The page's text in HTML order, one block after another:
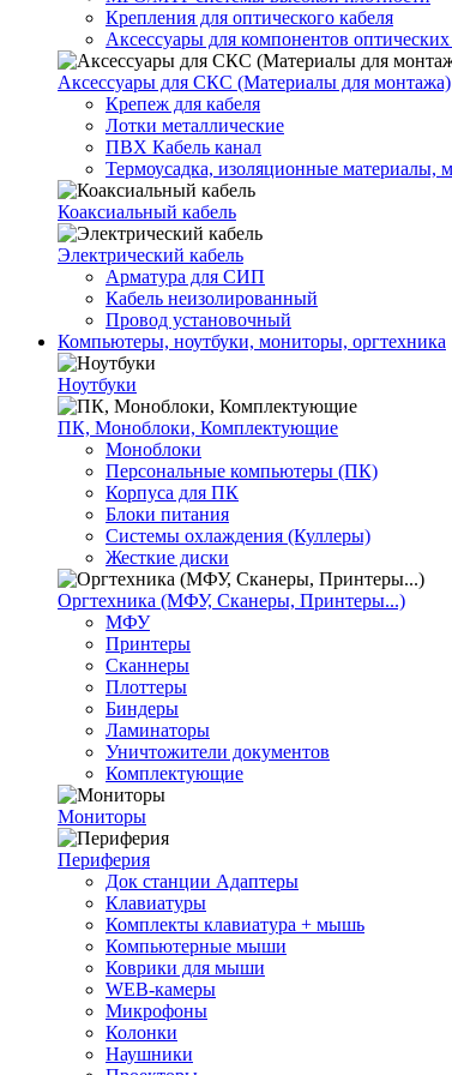
Крепления для оптического кабеля
Аксессуары для компонентов
Аксессуары для СКС (Материалы для монтажа)
Крепеж для кабеля
Лотки металлические
ПВХ Кабель канал
Термоусадка, изоляционные материалы,
Коаксиальный кабель
Электрический кабель
Арматура для СИП
Кабель неизолированный
Провод установочный
Компьютеры, ноутбуки, мониторы, оргтехника
Ноутбуки
ПК, Моноблоки, Комплектующие
Моноблоки
Персональные компьютеры (ПК)
Корпуса для ПК
Блоки питания
Системы охлаждения (Куллеры)
Жесткие диски
Оргтехника (МФУ, Сканеры, Принтеры...)
МФУ
Принтеры
Сканнеры
Плоттеры
Биндеры
Ламинаторы
Уничтожители документов
Комплектующие
Мониторы
Периферия
Док станции Адаптеры
Клавиатуры
Комплекты клавиатура + мышь
Компьютерные мыши
Коврики для мыши
WEB-камеры
Микрофоны
Колонки
Наушники